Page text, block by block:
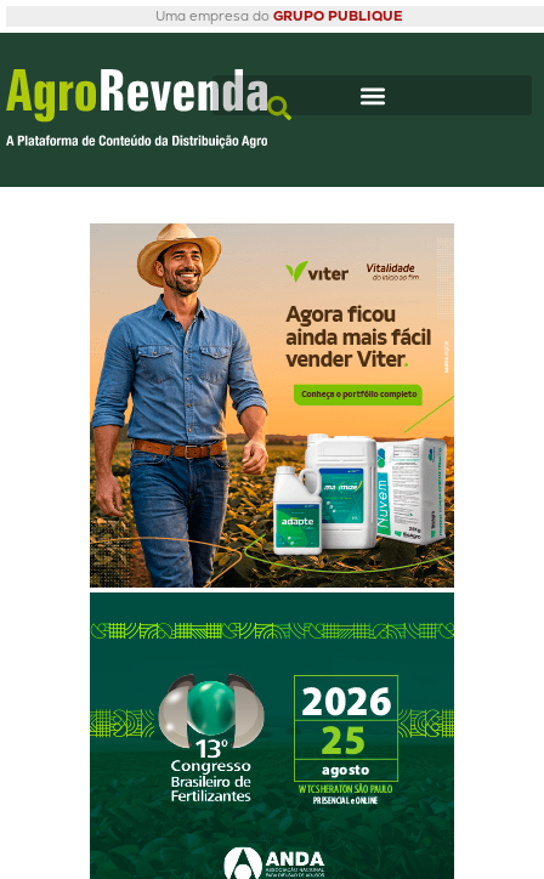
Uma empresa do GRUPO PUBLIQUE